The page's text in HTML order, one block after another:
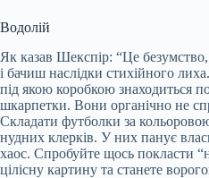
Водолій
Як казав Шекспір: “Це
і бачиш наслідки стихійного
під якою коробкою знаходиться
шкарпетки. Вони органічно не
Складати футболки за
нудних клерків. У них панує
хаос. Спробуйте щось покласти
цілісну картину та станете